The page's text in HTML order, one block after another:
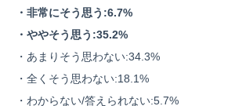
・非常にそう思う:6.7%
・ややそう思う:35.2%
・あまりそう思わない:34.3%
・全くそう思わない:18.1%
・わからない/答えられない:5.7%